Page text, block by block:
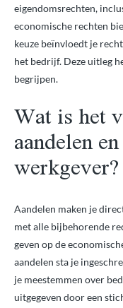
eigendomsrechten,
economische rechten
keuze beïnvloedt je
het bedrijf. Deze uitleg
begrijpen.
Wat is het
aandelen
werkgever?
Aandelen maken je
met alle bijbehorende
geven op de
aandelen sta je
je meestemmen over
uitgegeven door een